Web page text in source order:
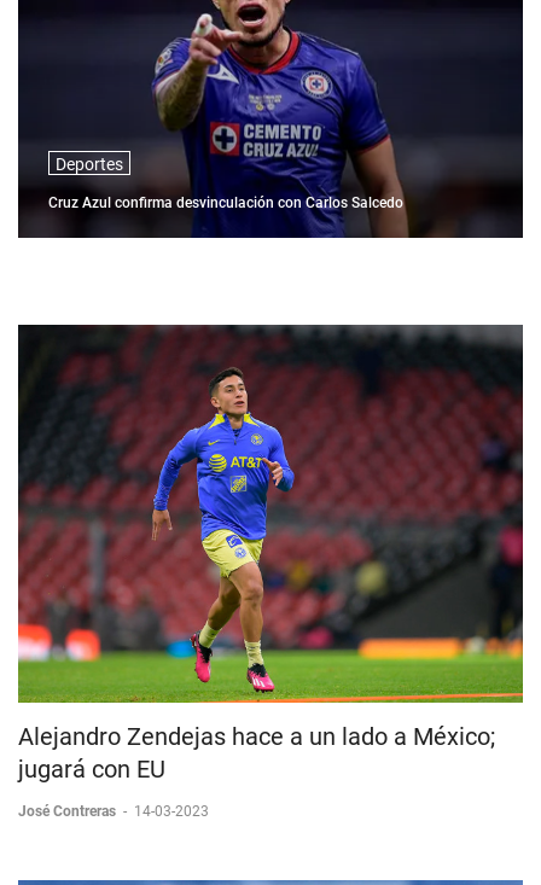
Deportes
Cruz Azul confirma desvinculación con Carlos Salcedo
Alejandro Zendejas hace a un lado a México;
jugará con EU
José Contreras - 14-03-2023